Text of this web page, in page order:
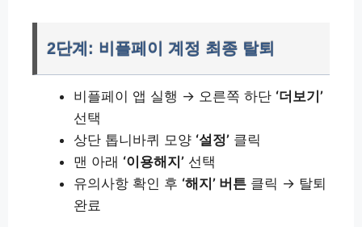
2단계: 비플페이 계정 최종 탈퇴
비플페이 앱 실행 → 오른쪽 하단 ‘더보기’
선택
상단 톱니바퀴 모양 ‘설정’ 클릭
맨 아래 ‘이용해지’ 선택
유의사항 확인 후 ‘해지’ 버튼 클릭 → 탈퇴
완료